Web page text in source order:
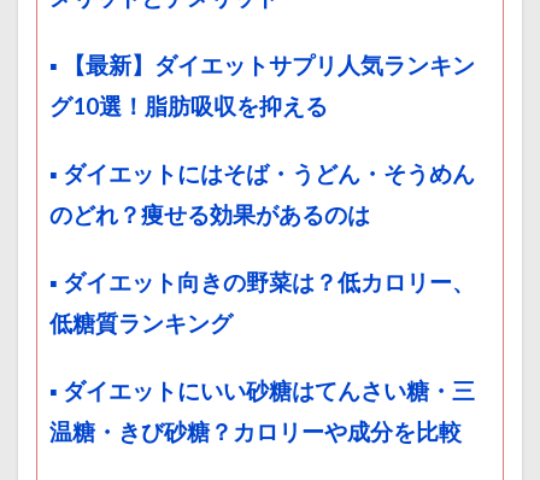
▪ 【最新】ダイエットサプリ人気ランキン
グ10選！脂肪吸収を抑える
▪ ダイエットにはそば・うどん・そうめん
のどれ？痩せる効果があるのは
▪ ダイエット向きの野菜は？低カロリー、
低糖質ランキング
▪ ダイエットにいい砂糖はてんさい糖・三
温糖・きび砂糖？カロリーや成分を比較